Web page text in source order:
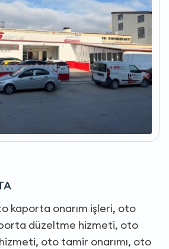
kaporta onarım işleri, oto
düzeltme hizmeti, oto
oto tamir onarımı, oto